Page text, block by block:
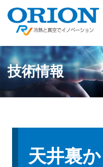
技術情報
天井裏